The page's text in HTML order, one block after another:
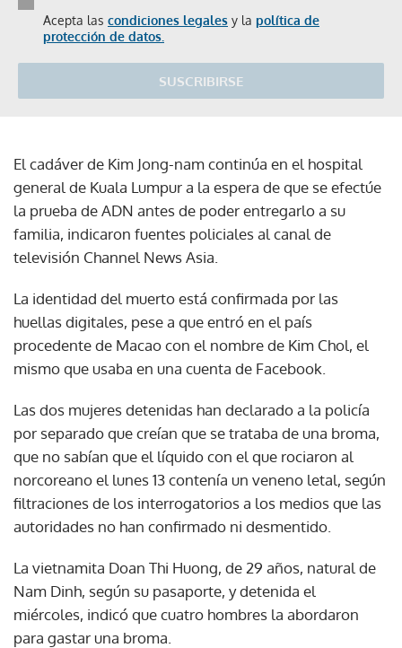
Acepta las condiciones legales y la política de
protección de datos.
SUSCRIBIRSE
El cadáver de Kim Jong-nam continúa en el hospital
general de Kuala Lumpur a la espera de que se efectúe
la prueba de ADN antes de poder entregarlo a su
familia, indicaron fuentes policiales al canal de
televisión Channel News Asia.
La identidad del muerto está confirmada por las
huellas digitales, pese a que entró en el país
procedente de Macao con el nombre de Kim Chol, el
mismo que usaba en una cuenta de Facebook.
Las dos mujeres detenidas han declarado a la policía
por separado que creían que se trataba de una broma,
que no sabían que el líquido con el que rociaron al
norcoreano el lunes 13 contenía un veneno letal, según
filtraciones de los interrogatorios a los medios que las
autoridades no han confirmado ni desmentido.
La vietnamita Doan Thi Huong, de 29 años, natural de
Nam Dinh, según su pasaporte, y detenida el
miércoles, indicó que cuatro hombres la abordaron
para gastar una broma.